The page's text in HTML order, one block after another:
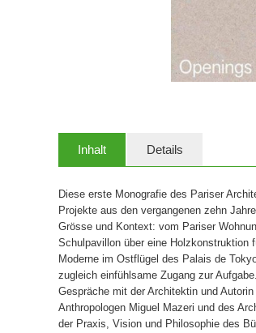
Inhalt Details
Diese erste Monografie des Pariser
Projekte aus den vergangenen zehn
Grösse und Kontext: vom Pariser
Schulpavillon über eine Holzkonstruktion
Moderne im Ostflügel des Palais de
zugleich einfühlsame Zugang zur Aufgabe.
Gespräche mit der Architektin und
Anthropologen Miguel Mazeri und des
der Praxis, Vision und Philosophie des